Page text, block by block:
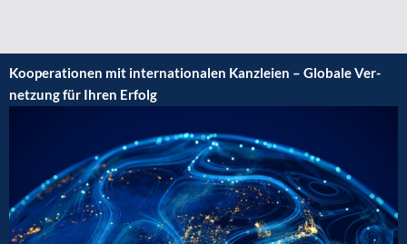
Koope­ra­tio­nen mit inter­na­tio­na­len Kanz­lei­en – Glo­ba­le Ver­
net­zung für Ihren Erfolg